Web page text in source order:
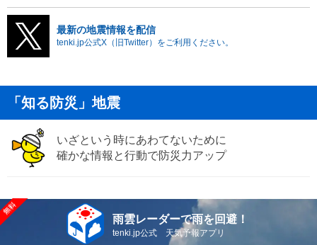
最新の地震情報を配信
tenki.jp公式X（旧Twitter）をご利用ください。
「知る防災」地震
いざという時にあわてないために
確かな情報と行動で防災力アップ
雨雲レーダーで雨を回避！
tenki.jp公式 天気予報アプリ